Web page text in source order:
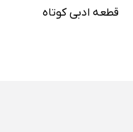
قطعه ادبی کوتاه